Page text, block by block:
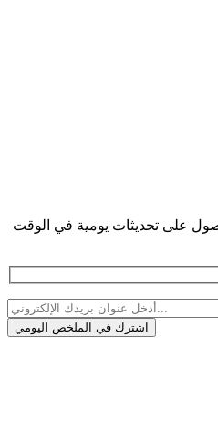
على تحديثات يومية في الوقت